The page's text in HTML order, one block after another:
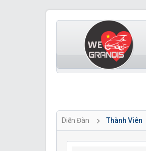
Diễn Đàn Thành Viên